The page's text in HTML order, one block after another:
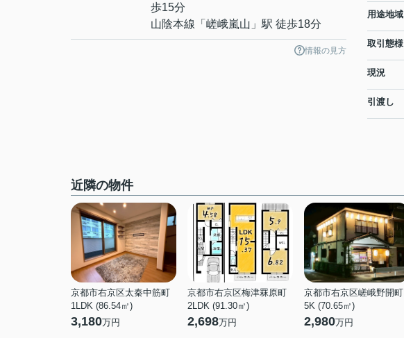
歩15分
山陰本線 「 嵯峨嵐山 」駅 徒歩18分
情報の見方
用途地域
取引態様
現況
引渡し
近隣の物件
京都市右京区太秦中筋町
1LDK (86.54㎡)
3,180万円
京都市右京区梅津罧原町
2LDK (91.30㎡)
2,698万円
京都市右京区嵯峨野開町
5K (70.65㎡)
2,980万円